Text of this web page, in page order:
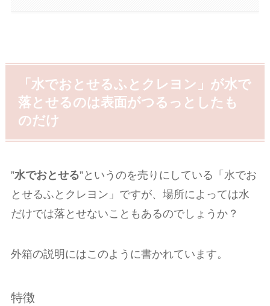
「水でおとせるふとクレヨン」が水で
落とせるのは表面がつるっとしたも
のだけ
”水でおとせる”というのを売りにしている「水でお
とせるふとクレヨン」ですが、場所によっては水
だけでは落とせないこともあるのでしょうか？
外箱の説明にはこのように書かれています。
特徴